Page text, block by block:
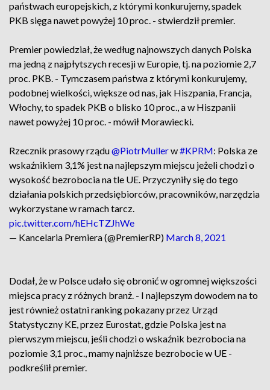
państwach europejskich, z którymi konkurujemy, spadek
PKB sięga nawet powyżej 10 proc. - stwierdził premier.
Premier powiedział, że według najnowszych danych Polska
ma jedną z najpłytszych recesji w Europie, tj. na poziomie 2,7
proc. PKB. - Tymczasem państwa z którymi konkurujemy,
podobnej wielkości, większe od nas, jak Hiszpania, Francja,
Włochy, to spadek PKB o blisko 10 proc., a w Hiszpanii
nawet powyżej 10 proc. - mówił Morawiecki.
Rzecznik prasowy rządu@PiotrMullerw#KPRM: Polska ze
wskaźnikiem 3,1% jest na najlepszym miejscu jeżeli chodzi o
wysokość bezrobocia na tle UE. Przyczyniły się do tego
działania polskich przedsiębiorców, pracowników, narzędzia
wykorzystane w ramach tarcz.
pic.twitter.com/hEHcTZJhWe
— Kancelaria Premiera (@PremierRP) March 8, 2021
Dodał, że w Polsce udało się obronić w ogromnej większości
miejsca pracy z różnych branż. - I najlepszym dowodem na to
jest również ostatni ranking pokazany przez Urząd
Statystyczny KE, przez Eurostat, gdzie Polska jest na
pierwszym miejscu, jeśli chodzi o wskaźnik bezrobocia na
poziomie 3,1 proc., mamy najniższe bezrobocie w UE -
podkreślił premier.